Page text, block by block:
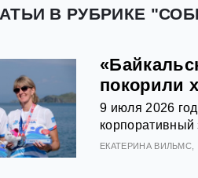
В РУБРИКЕ
покорили
9 июля 2026
корпоративный
ЕКАТЕРИНА ВИЛЬМС